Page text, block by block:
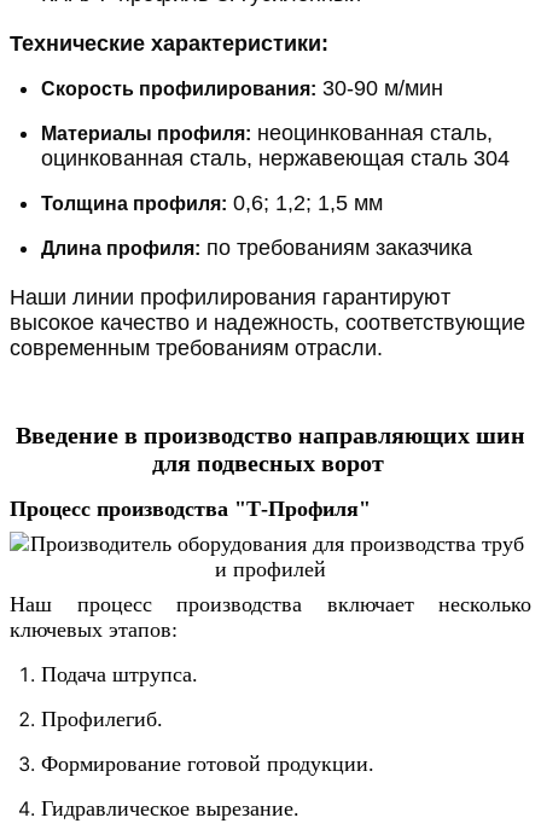
Технические характеристики:
Скорость профилирования: 30-90 м/мин
Материалы профиля: неоцинкованная сталь,
оцинкованная сталь, нержавеющая сталь 304
Толщина профиля: 0,6; 1,2; 1,5 мм
Длина профиля: по требованиям заказчика
Наши линии профилирования гарантируют
высокое качество и надежность, соответствующие
современным требованиям отрасли.
Введение в производство направляющих шин
для подвесных ворот
Процесс производства "Т-Профиля"
Наш процесс производства включает несколько
ключевых этапов:
Подача штрупса.
Профилегиб.
Формирование готовой продукции.
Гидравлическое вырезание.